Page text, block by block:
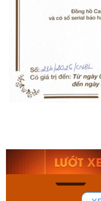
Mua ngay